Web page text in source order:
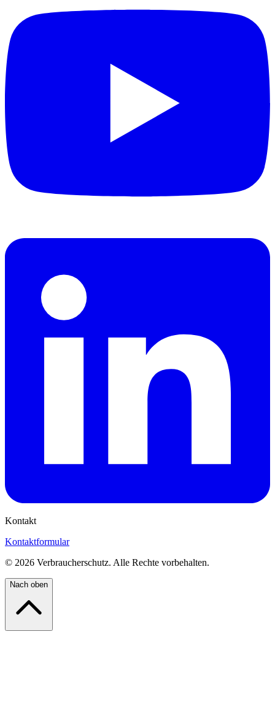
Kontakt
Kontaktformular
© 2026 Verbraucherschutz. Alle Rechte vorbehalten.
Nach oben